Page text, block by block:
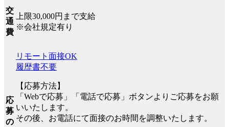
交
通
費
上限30,000円まで支給
※会社規定有り
応
募
の
リモート面接OK
履歴書不要
【応募方法】
「Webで応募」「電話で応募」ボタンよりご応募をお願
いいたします。
その後、お電話にて面接のお時間を調整いたします。